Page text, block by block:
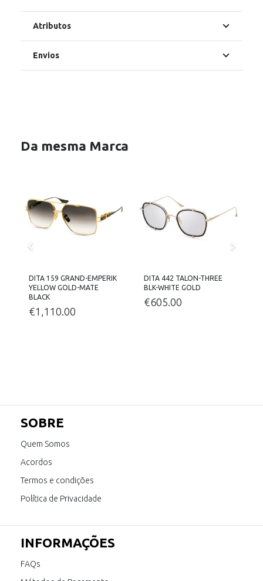
Atributos
Envios
Da mesma Marca
DITA 159 GRAND-EMPERIK
YELLOW GOLD-MATE
BLACK
€1,110.00
DITA 442 TALON-THREE
BLK-WHITE GOLD
€605.00
SOBRE
Quem Somos
Acordos
Termos e condições
Política de Privacidade
INFORMAÇÕES
FAQs